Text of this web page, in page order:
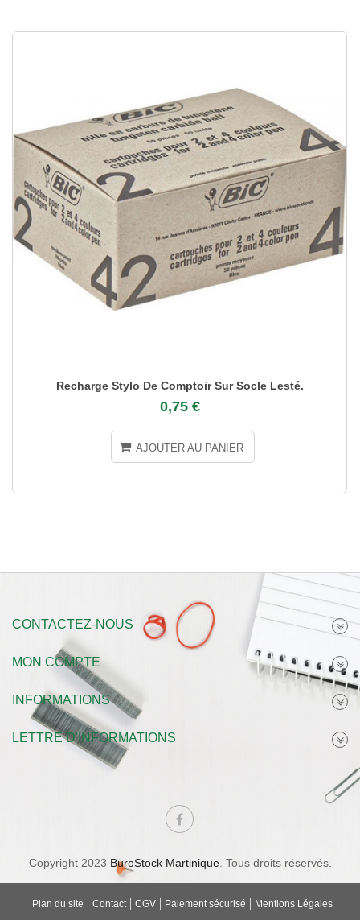
Recharge Stylo De Comptoir Sur Socle Lesté.
0,75 €
AJOUTER AU PANIER
CONTACTEZ-NOUS
MON COMPTE
INFORMATIONS
LETTRE D'INFORMATIONS
Copyright 2023 BuroStock Martinique. Tous droits réservés.
Plan du site Contact CGV Paiement sécurisé Mentions Légales